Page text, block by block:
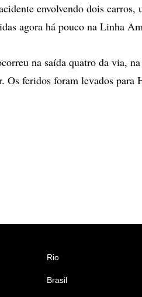
envolvendo dois
agora há pouco na Linha
na saída quatro da via,
Os feridos foram levados
Rio
Brasil